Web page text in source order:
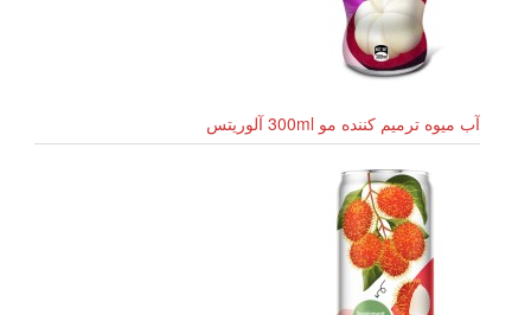
آب میوه ترمیم کننده مو 300ml آلوریتس